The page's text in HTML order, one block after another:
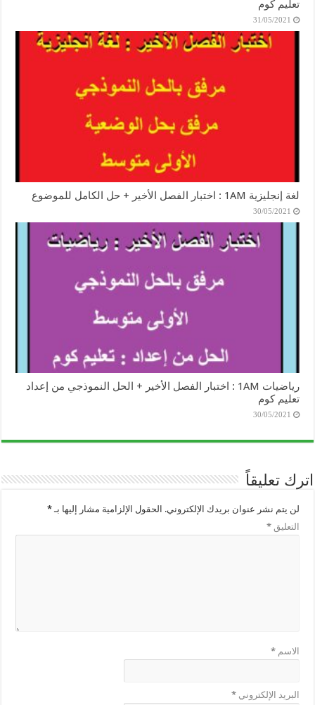
تعليم كوم
31/05/2021
لغة إنجليزية 1AM : اختبار الفصل الأخير + حل الكامل للموضوع
30/05/2021
رياضيات 1AM : اختبار الفصل الأخير + الحل النموذجي من إعداد
تعليم كوم
30/05/2021
اترك تعليقاً
لن يتم نشر عنوان بريدك الإلكتروني. الحقول الإلزامية مشار إليها بـ*
التعليق*
الاسم*
البريد الإلكتروني*